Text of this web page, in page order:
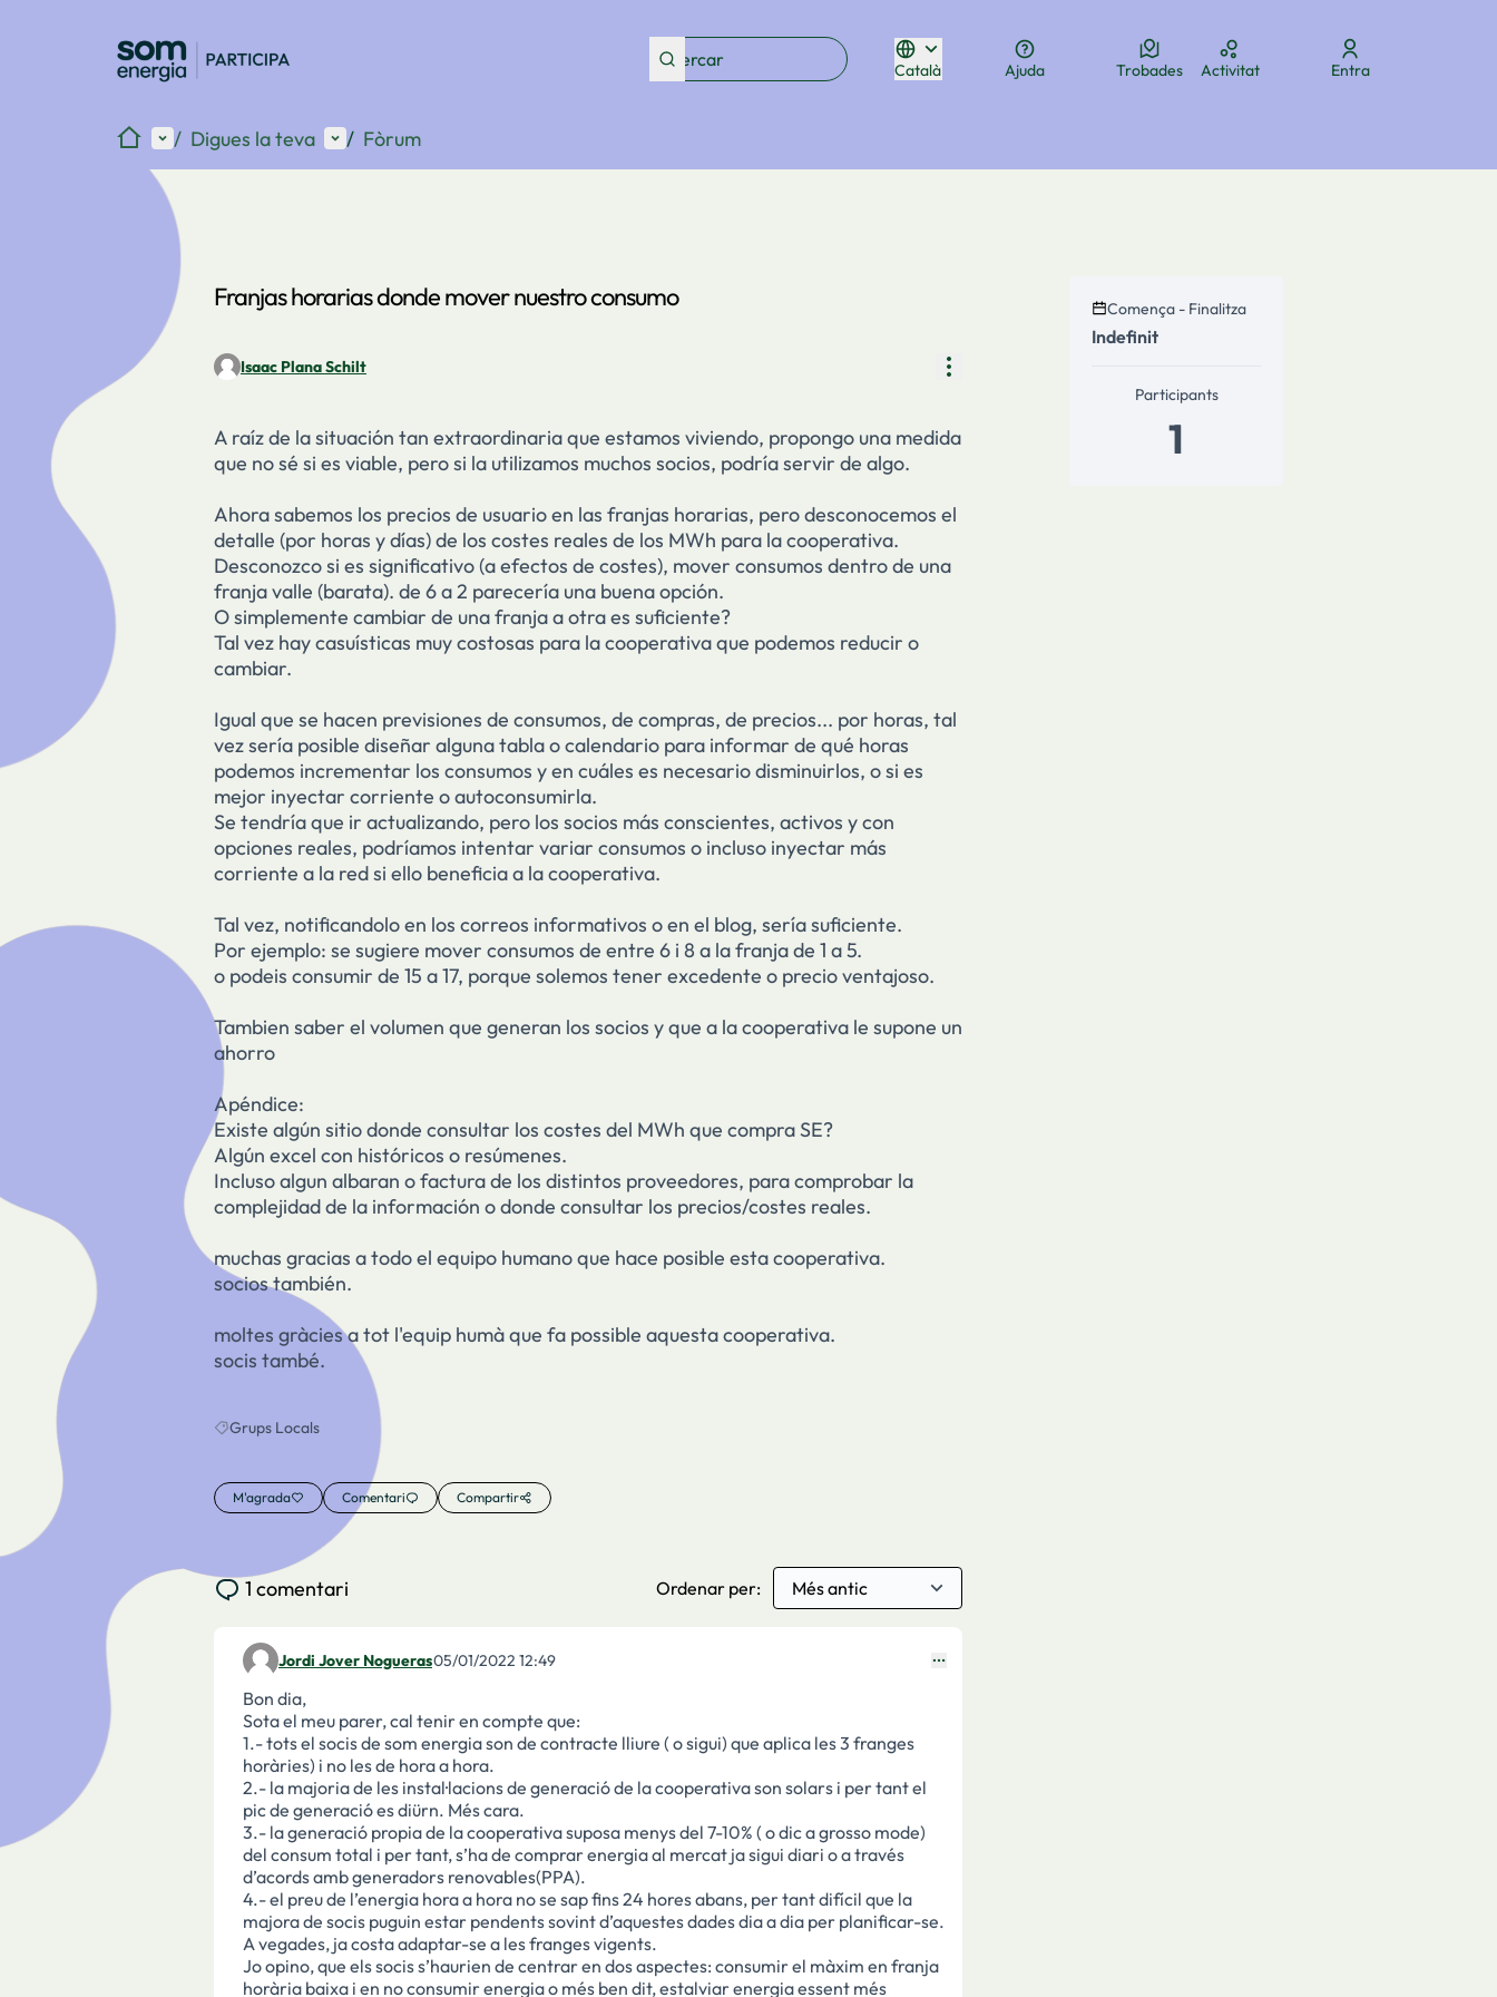
Català
Triar la llenguaElegir el idiomaAukeratu hizkuntza Choose language
Ajuda Trobades Activitat Entra
Inici Menú principal
/ Digues la teva Menú d'usuari
/ Fòrum
Franjas horarias donde mover nuestro consumo
Isaac Plana Schilt Controls de recursos
A raíz de la situación tan extraordinaria que estamos viviendo, propongo una medida
que no sé si es viable, pero si la utilizamos muchos socios, podría servir de algo.
Ahora sabemos los precios de usuario en las franjas horarias, pero desconocemos el
detalle (por horas y días) de los costes reales de los MWh para la cooperativa.
Desconozco si es significativo (a efectos de costes), mover consumos dentro de una
franja valle (barata). de 6 a 2 parecería una buena opción.
O simplemente cambiar de una franja a otra es suficiente?
Tal vez hay casuísticas muy costosas para la cooperativa que podemos reducir o
cambiar.
Igual que se hacen previsiones de consumos, de compras, de precios... por horas, tal
vez sería posible diseñar alguna tabla o calendario para informar de qué horas
podemos incrementar los consumos y en cuáles es necesario disminuirlos, o si es
mejor inyectar corriente o autoconsumirla.
Se tendría que ir actualizando, pero los socios más conscientes, activos y con
opciones reales, podríamos intentar variar consumos o incluso inyectar más
corriente a la red si ello beneficia a la cooperativa.
Tal vez, notificandolo en los correos informativos o en el blog, sería suficiente.
Por ejemplo: se sugiere mover consumos de entre 6 i 8 a la franja de 1 a 5.
o podeis consumir de 15 a 17, porque solemos tener excedente o precio ventajoso.
Tambien saber el volumen que generan los socios y que a la cooperativa le supone un
ahorro
Apéndice:
Existe algún sitio donde consultar los costes del MWh que compra SE?
Algún excel con históricos o resúmenes.
Incluso algun albaran o factura de los distintos proveedores, para comprobar la
complejidad de la información o donde consultar los precios/costes reales.
muchas gracias a todo el equipo humano que hace posible esta cooperativa.
socios también.
moltes gràcies a tot l'equip humà que fa possible aquesta cooperativa.
socis també.
Resultats en filtrar per: Grups Locals
Grups Locals
M'agrada Comentari Compartir
Comença - Finalitza
Indefinit
Participants
1
1 comentari Ordenar per:
Comentari 2491
Jordi Jover Nogueras05/01/2022 12:49
Bon dia,
Sota el meu parer, cal tenir en compte que:
1.- tots el socis de som energia son de contracte lliure ( o sigui) que aplica les 3 franges
horàries) i no les de hora a hora.
2.- la majoria de les instal·lacions de generació de la cooperativa son solars i per tant el
pic de generació es diürn. Més cara.
3.- la generació propia de la cooperativa suposa menys del 7-10% ( o dic a grosso mode)
del consum total i per tant, s’ha de comprar energia al mercat ja sigui diari o a través
d’acords amb generadors renovables(PPA).
4.- el preu de l’energia hora a hora no se sap fins 24 hores abans, per tant difícil que la
majora de socis puguin estar pendents sovint d’aquestes dades dia a dia per planificar-se.
A vegades, ja costa adaptar-se a les franges vigents.
Jo opino, que els socis s’haurien de centrar en dos aspectes: consumir el màxim en franja
horària baixa i en no consumir energia o més ben dit, estalviar energia essent més